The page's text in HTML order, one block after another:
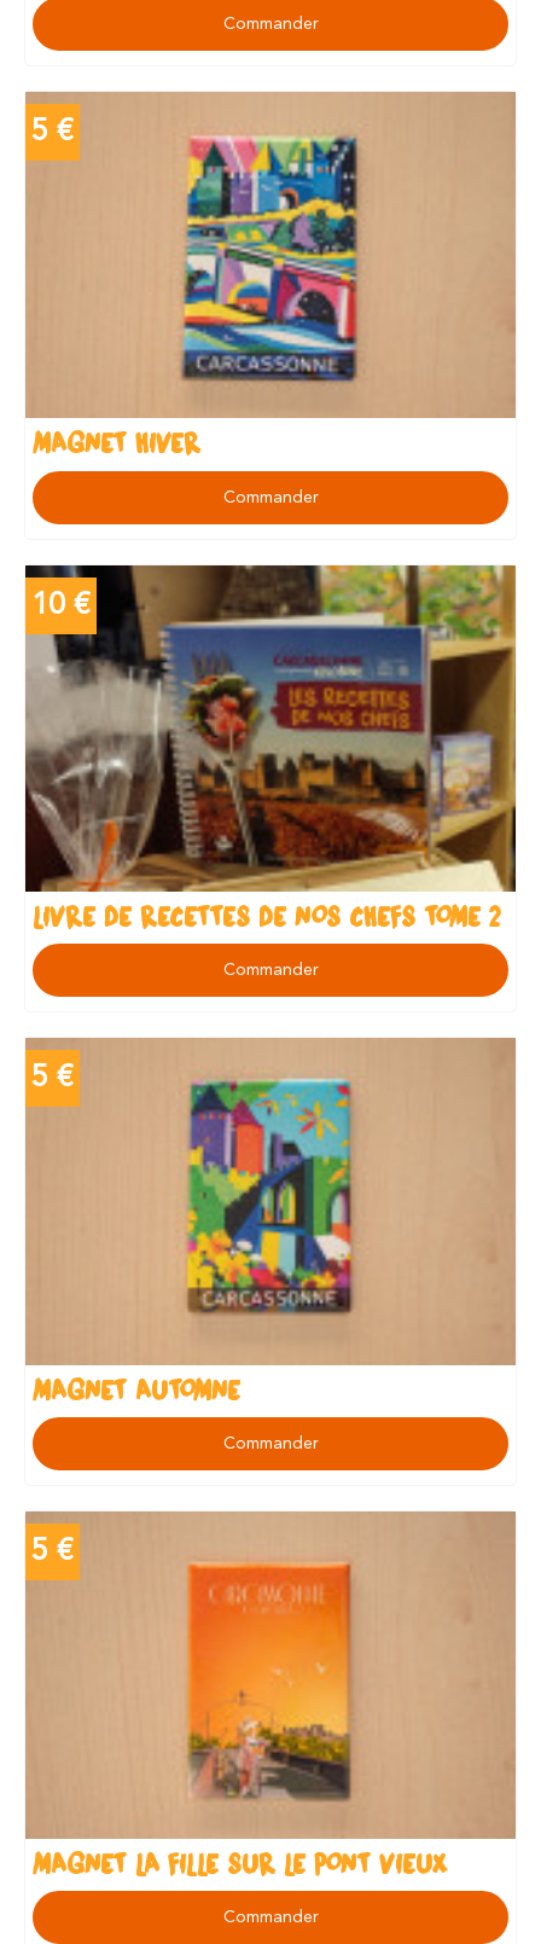
Commander
MAGNET HIVER
Commander
5 €
LIVRE DE RECETTES DE NOS CHEFS TOME 2
Commander
10 €
MAGNET AUTOMNE
Commander
5 €
MAGNET LA FILLE SUR LE PONT VIEUX
Commander
5 €